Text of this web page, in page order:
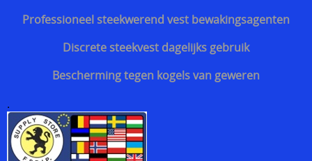
Professioneel steekwerend vest bewakingsagenten
Discrete steekvest dagelijks gebruik
Bescherming tegen kogels van geweren
.